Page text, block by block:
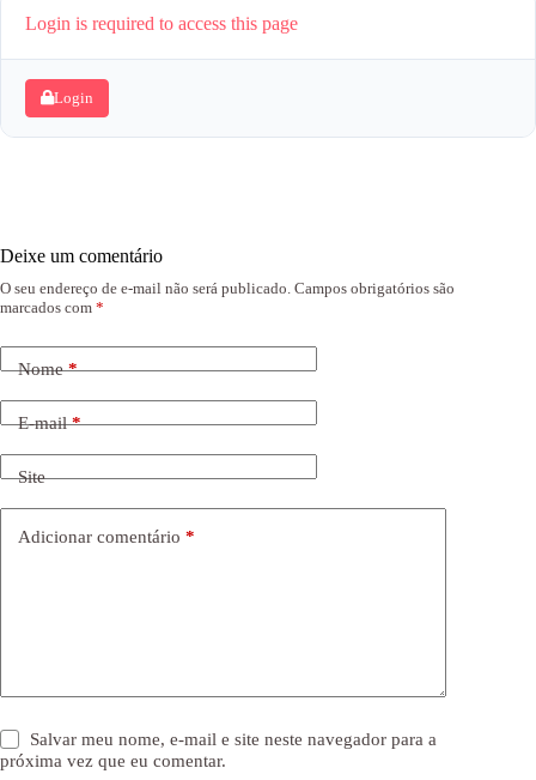
Login is required to access this page
Login
Deixe um comentário
O seu endereço de e-mail não será publicado. Campos obrigatórios são
marcados com *
Nome*
E-mail*
Site
Adicionar comentário *
Salvar meu nome, e-mail e site neste navegador para a
próxima vez que eu comentar.